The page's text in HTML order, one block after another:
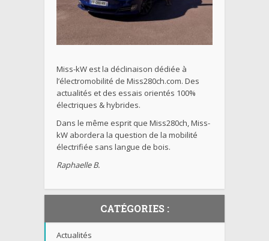
Miss-kW est la déclinaison dédiée à
l’électromobilité de Miss280ch.com. Des
actualités et des essais orientés 100%
électriques & hybrides.
Dans le même esprit que Miss280ch, Miss-
kW abordera la question de la mobilité
électrifiée sans langue de bois.
Raphaelle B.
CATÉGORIES :
Actualités